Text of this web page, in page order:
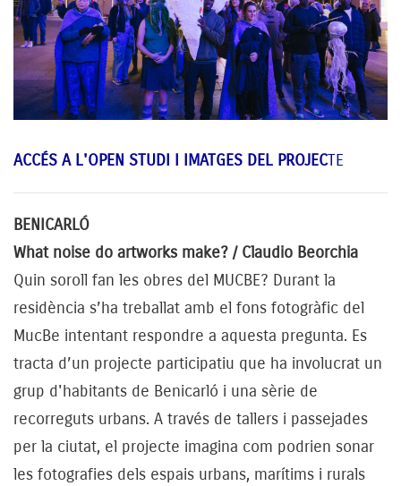
ACCÉS A L'OPEN STUDI I IMATGES DEL PROJECTE
BENICARLÓ
What noise do artworks make? / Claudio Beorchia
Quin soroll fan les obres del MUCBE? Durant la
residència s’ha treballat amb el fons fotogràfic del
MucBe intentant respondre a aquesta pregunta. Es
tracta d’un projecte participatiu que ha involucrat un
grup d'habitants de Benicarló i una sèrie de
recorreguts urbans. A través de tallers i passejades
per la ciutat, el projecte imagina com podrien sonar
les fotografies dels espais urbans, marítims i rurals